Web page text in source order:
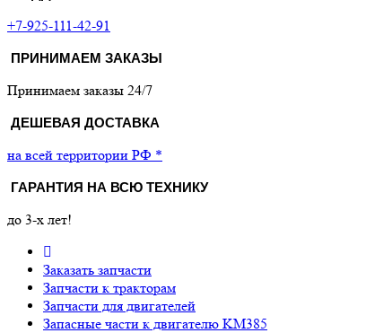
+7-925-111-42-91
ПРИНИМАЕМ ЗАКАЗЫ
Принимаем заказы 24/7
ДЕШЕВАЯ ДОСТАВКА
на всей территории РФ *
ГАРАНТИЯ НА ВСЮ ТЕХНИКУ
до 3-х лет!
Заказать запчасти
Запчасти к тракторам
Запчасти для двигателей
Запасные части к двигателю KM385